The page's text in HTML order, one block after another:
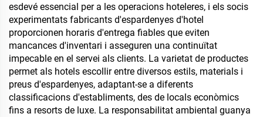
esdevé essencial per a les operacions hoteleres, i els socis
experimentats fabricants d'espardenyes d'hotel
proporcionen horaris d'entrega fiables que eviten
mancances d'inventari i asseguren una continuïtat
impecable en el servei als clients. La varietat de productes
permet als hotels escollir entre diversos estils, materials i
preus d'espardenyes, adaptant-se a diferents
classificacions d'establiments, des de locals econòmics
fins a resorts de luxe. La responsabilitat ambiental guanya